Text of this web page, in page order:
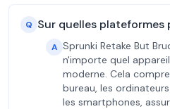
Q Sur quelles plateformes
A Sprunki Retake But
n'importe quel
moderne. Cela
bureau, les
les smartphones,